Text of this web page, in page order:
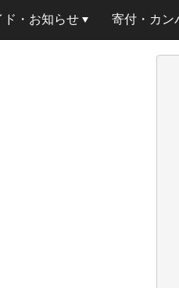
ド・お知らせ 寄付・カン